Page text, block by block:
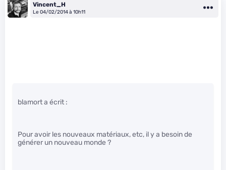
Vincent_H
Le 04/02/2014 à 10h11
blamort a écrit :
Pour avoir les nouveaux matériaux, etc, il y a besoin de
générer un nouveau monde ?